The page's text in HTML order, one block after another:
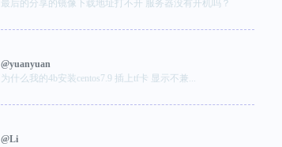
最后的分享的镜像下载地址打不开 服务器没有开机吗？
@yuanyuan
为什么我的4b安装centos7.9 插上tf卡 显示不兼...
@Li